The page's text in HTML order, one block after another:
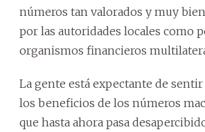
números tan valorados y muy
por las autoridades locales como
organismos financieros
La gente está expectante de
los beneficios de los números
que hasta ahora pasa